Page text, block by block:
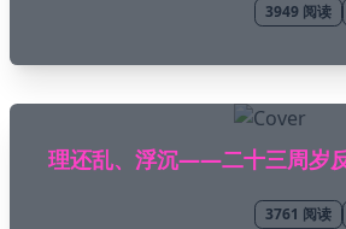
3949 阅读
理还乱、浮沉——二十三周岁
3761 阅读